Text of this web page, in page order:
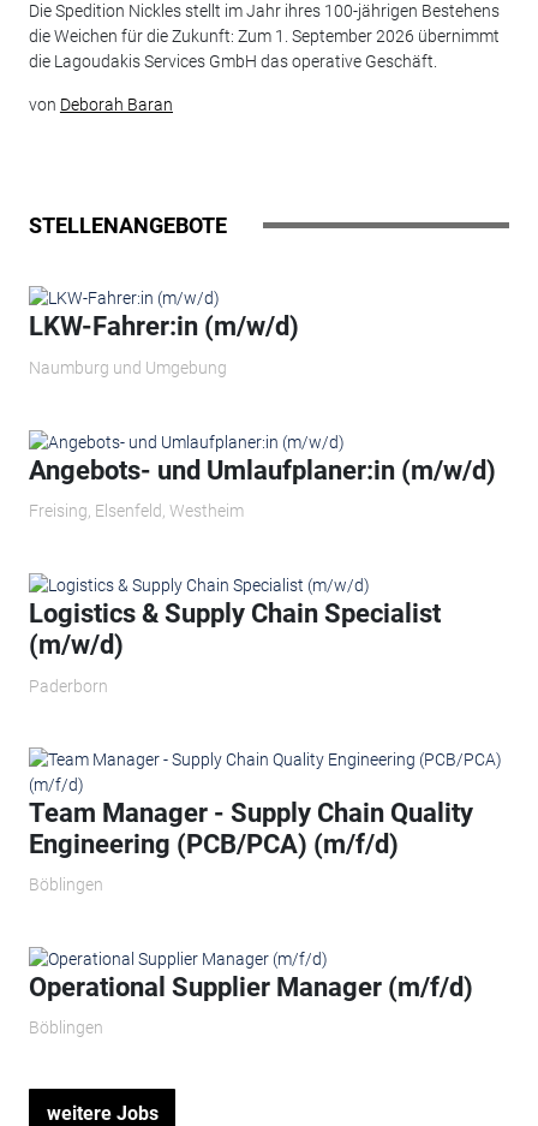
Die Spedition Nickles stellt im Jahr ihres 100-jährigen Bestehens
die Weichen für die Zukunft: Zum 1. September 2026 übernimmt
die Lagoudakis Services GmbH das operative Geschäft.
von Deborah Baran
STELLENANGEBOTE
LKW-Fahrer:in (m/w/d)
Naumburg und Umgebung
Angebots- und Umlaufplaner:in (m/w/d)
Freising, Elsenfeld, Westheim
Logistics & Supply Chain Specialist
(m/w/d)
Paderborn
Team Manager - Supply Chain Quality
Engineering (PCB/PCA) (m/f/d)
Böblingen
Operational Supplier Manager (m/f/d)
Böblingen
weitere Jobs